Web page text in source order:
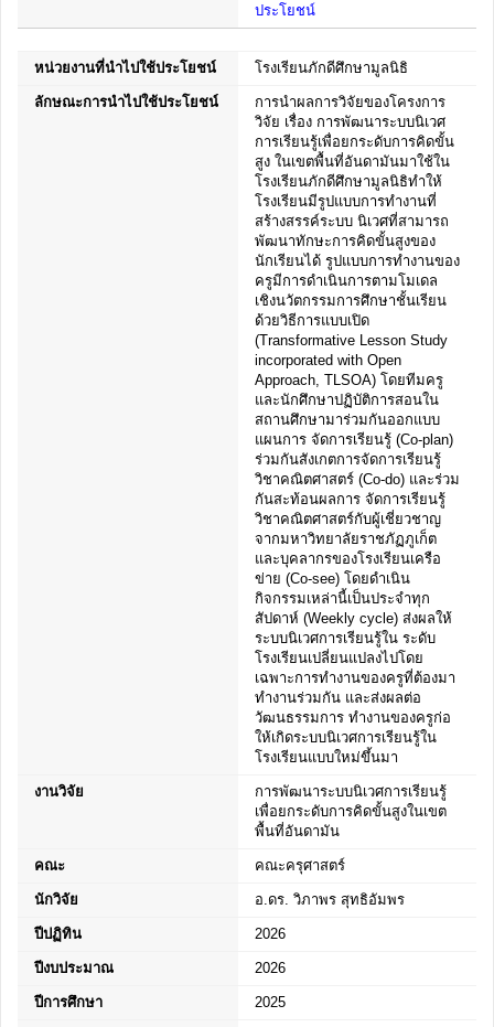
ประโยชน์
หน่วยงานที่นำไปใช้ประโยชน์ โรงเรียนภักดีศึกษามูลนิธิ
ลักษณะการนำไปใช้ประโยชน์
การนำผลการวิจัยของโครงการ
วิจัย เรื่อง การพัฒนาระบบนิเวศ
การเรียนรู้เพื่อยกระดับการคิดขั้น
สูง ในเขตพื้นที่อันดามันมาใช้ใน
โรงเรียนภักดีศึกษามูลนิธิทำให้
โรงเรียนมีรูปแบบการทำงานที่
สร้างสรรค์ระบบ นิเวศที่สามารถ
พัฒนาทักษะการคิดขั้นสูงของ
นักเรียนได้ รูปแบบการทำงานของ
ครูมีการดำเนินการตามโมเดล
เชิงนวัตกรรมการศึกษาชั้นเรียน
ด้วยวิธีการแบบเปิด
(Transformative Lesson Study
incorporated with Open
Approach, TLSOA) โดยทีมครู
และนักศึกษาปฏิบัติการสอนใน
สถานศึกษามาร่วมกันออกแบบ
แผนการ จัดการเรียนรู้ (Co-plan)
ร่วมกันสังเกตการจัดการเรียนรู้
วิชาคณิตศาสตร์ (Co-do) และร่วม
กันสะท้อนผลการ จัดการเรียนรู้
วิชาคณิตศาสตร์กับผู้เชี่ยวชาญ
จากมหาวิทยาลัยราชภัฏภูเก็ต
และบุคลากรของโรงเรียนเครือ
ข่าย (Co-see) โดยดำเนิน
กิจกรรมเหล่านี้เป็นประจำทุก
สัปดาห์ (Weekly cycle) ส่งผลให้
ระบบนิเวศการเรียนรู้ใน ระดับ
โรงเรียนเปลี่ยนแปลงไปโดย
เฉพาะการทำงานของครูที่ต้องมา
ทำงานร่วมกัน และส่งผลต่อ
วัฒนธรรมการ ทำงานของครูก่อ
ให้เกิดระบบนิเวศการเรียนรู้ใน
โรงเรียนแบบใหม่ขึ้นมา
งานวิจัย
การพัฒนาระบบนิเวศการเรียนรู้
เพื่อยกระดับการคิดขั้นสูงในเขต
พื้นที่อันดามัน
คณะ คณะครุศาสตร์
นักวิจัย อ.ดร. วิภาพร สุทธิอัมพร
ปีปฏิทิน 2026
ปีงบประมาณ 2026
ปีการศึกษา 2025